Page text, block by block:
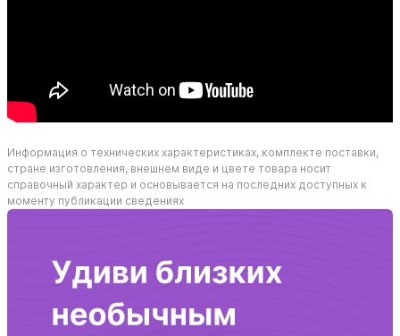
Информация о технических характеристиках, комплекте поставки,
стране изготовления, внешнем виде и цвете товара носит
справочный характер и основывается на последних доступных к
моменту публикации сведениях